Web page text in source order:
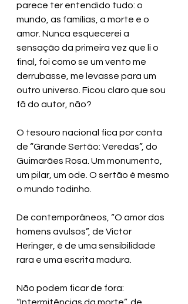
parece ter entendido tudo: o
mundo, as famílias, a morte e o
amor. Nunca esquecerei a
sensação da primeira vez que li o
final, foi como se um vento me
derrubasse, me levasse para um
outro universo. Ficou claro que sou
fã do autor, não?
O tesouro nacional fica por conta
de “Grande Sertão: Veredas”, do
Guimarães Rosa. Um monumento,
um pilar, um ode. O sertão é mesmo
o mundo todinho.
De contemporâneos, “O amor dos
homens avulsos”, de Victor
Heringer, é de uma sensibilidade
rara e uma escrita madura.
Não podem ficar de fora: